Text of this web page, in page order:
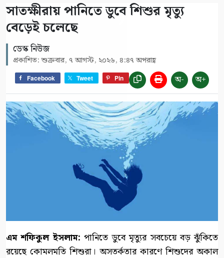
সাতক্ষীরায় পানিতে ডুবে শিশুর মৃত্যু
বেড়েই চলেছে
ডেস্ক নিউজ
প্রকাশিত: শুক্রবার, ৭ আগস্ট, ২০২৬, ৪:৪৭ অপরাহ্ণ
Facebook Tweet Pin অ- অ+
এম শফিকুল ইসলাম: পানিতে ডুবে মৃত্যুর সবচেয়ে বড় ঝুঁকিতে
রয়েছে কোমলমতি শিশুরা। অসতর্কতার কারণে শিশুদের অকাল